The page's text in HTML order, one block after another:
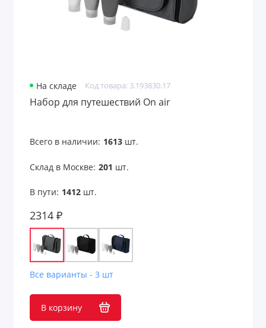
На складе Код товара: 3.193830.17
Набор для путешествий On air
Всего в наличии: 1613шт.
Склад в Москве: 201 шт.
В пути: 1412шт.
2314 ₽
Все варианты - 3 шт
В корзину